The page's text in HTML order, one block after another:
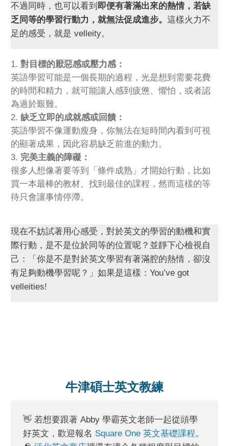
不過同時，也可以看到 即便有著滿出來的熱情，若缺
乏同等的學習行動力，就無法促成進步。 這樣火力不
足的感受，就是 velleity。
對目標的厭惡感或壓力感：
英語學習可能是一個長期的過程，光是想到需要花費
的時間和精力，就可能讓人感到疲憊、懼怕，或者認
為過於艱難。
缺乏立即的成就感或回饋：
英語學習不像運動瘦身，你無法在短時間內看到可視
的顯著成果，因此容易缺乏前進的動力。
完美主義的障礙：
很多人想像著要等到「條件成熟」才開始行動，比如
買一本最棒的教材、找到最佳的課程，然而這樣的等
待只會讓事情停滯。
現在不妨試著用心感受，對於英文的學習的動機和實
際行動，是不是位於同等的位置呢？並靜下心檢視自
己：「你是不是對於英文學習有著滿腔的熱情，卻沒
有足夠動機學習呢？」如果是這樣：You’ve got
velleities!
牛津碩士英文教練
👋 若想要跟著 Abby 學霸英文老師一起從頭學
好英文，歡迎報名 Square One 英文基礎課程。